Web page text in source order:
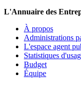
L'Annuaire des
À propos
Administrations
L'espace agent
Statistiques
Budget
Équipe